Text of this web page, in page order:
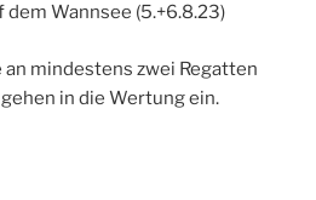
dem Wannsee (5.+6.8.23)
an mindestens zwei Regatten
in die Wertung ein.